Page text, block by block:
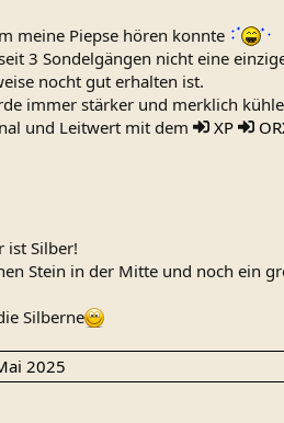
meine Piepse hören konnte
3 Sondelgängen nicht eine
nocht gut erhalten ist.
immer stärker und merklich
und Leitwert mit dem
XP
ist Silber!
Stein in der Mitte und noch ein
Silberne
2025